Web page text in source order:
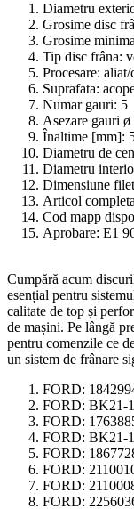
Diametru
Grosime disc
Grosime
Tip disc frâna:
Procesare: aliat/
Suprafata:
Numar gauri: 5
Asezare gauri
Înaltime [mm]:
Diametru de
Diametru
Dimensiune
Articol
Cod mapp
Aprobare: E1
Cumpără acum
esențial pentru
calitate de top și
de mașini. Pe lângă
pentru comenzile ce
un sistem de frânare
FORD:
FORD: BK21-
FORD:
FORD: BK21-
FORD:
FORD:
FORD:
FORD: